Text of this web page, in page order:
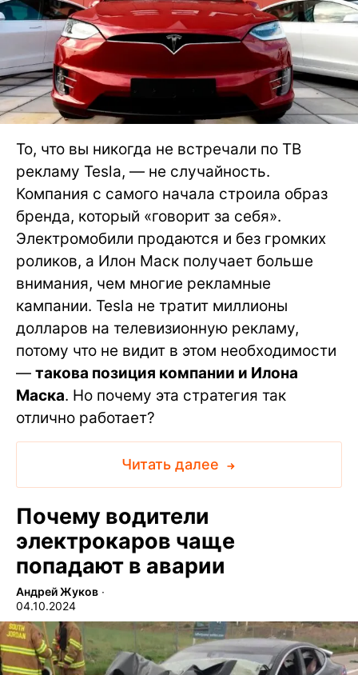
То, что вы никогда не встречали по ТВ
рекламу Tesla, — не случайность.
Компания с самого начала строила образ
бренда, который «говорит за себя».
Электромобили продаются и без громких
роликов, а Илон Маск получает больше
внимания, чем многие рекламные
кампании. Tesla не тратит миллионы
долларов на телевизионную рекламу,
потому что не видит в этом необходимости
— такова позиция компании и Илона
Маска. Но почему эта стратегия так
отлично работает?
Читать далее
Почему водители
электрокаров чаще
попадают в аварии
Андрей Жуков ∙
04.10.2024